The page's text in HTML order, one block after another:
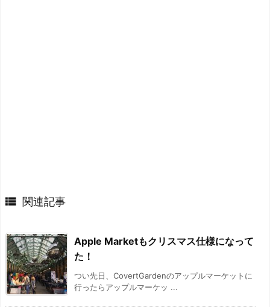
 関連記事
Apple Marketもクリスマス仕様になって
た！
つい先日、CovertGardenのアップルマーケットに
行ったらアップルマーケッ ...